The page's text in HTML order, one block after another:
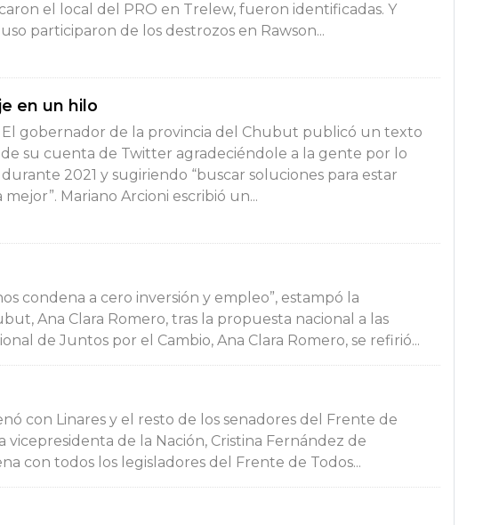
el local del PRO en Trelew, fueron identificadas. Y
participaron de los destrozos en Rawson...
en un hilo
El gobernador de la provincia del Chubut publicó un texto
de su cuenta de Twitter agradeciéndole a la gente por lo
durante 2021 y sugiriendo “buscar soluciones para estar
mejor”. Mariano Arcioni escribió un...
condena a cero inversión y empleo”, estampó la
Ana Clara Romero, tras la propuesta nacional a las
de Juntos por el Cambio, Ana Clara Romero, se refirió...
con Linares y el resto de los senadores del Frente de
vicepresidenta de la Nación, Cristina Fernández de
con todos los legisladores del Frente de Todos...